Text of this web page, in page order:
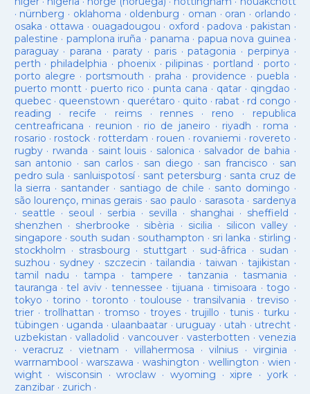
· nürnberg · oklahoma · oldenburg · oman · oran · orlando ·
osaka · ottawa · ouagadougou · oxford ·padova ·pakistan ·
palestine · pamplona iruña · panama · papua nova guinea ·
paraguay· parana ·paraty · paris·patagonia · perpinya ·
perth ·philadelphia · phoenix·pilipinas ·portland · porto ·
porto alegre ·portsmouth ·praha · providence ·puebla ·
puerto montt· puerto rico ·punta cana · qatar · qingdao ·
quebec· queenstown · querétaro · quito · rabat · rd congo ·
reading · recife · reims· rennes · reno · republica
centreafricana · reunion · rio de janeiro · riyadh · roma ·
rosario · rostock · rotterdam · rouen · rovaniemi · rovereto ·
rugby· rwanda · saint louis · salonica · salvador de bahia ·
san antonio · san carlos· san diego · san francisco · san
pedro sula · sanluispotosí· sant petersburg · santa cruz de
la sierra · santander · santiago de chile · santo domingo ·
são lourenço, minas gerais · sao paulo · sarasota · sardenya
· seattle · seoul · serbia · sevilla · shanghai · sheffield ·
shenzhen · sherbrooke · sibèria · sicilia · silicon valley ·
singapore · south sudan · southampton · sri lanka · stirling ·
stockholm · strasbourg · stuttgart· sud-âfrica · sudan ·
suzhou · sydney · szczecin ·tailandia ·taiwan · tajikistan ·
tamil nadu ·tampa · tampere · tanzania ·tasmania ·
tauranga ·tel aviv· tennessee ·tijuana ·timisoara ·togo ·
tokyo ·torino ·toronto ·toulouse ·transilvania ·treviso ·
trier· trollhattan · tromso · troyes·trujillo ·tunis ·turku ·
tübingen · uganda · ulaanbaatar · uruguay · utah · utrecht ·
uzbekistan · valladolid · vancouver· vasterbotten · venezia
· veracruz · vietnam · villahermosa ·vilnius ·virginia ·
warrnambool ·warszawa ·washington · wellington · wien ·
wight· wisconsin ·wroclaw · wyoming ·xipre · york·
zanzibar· zurich ·